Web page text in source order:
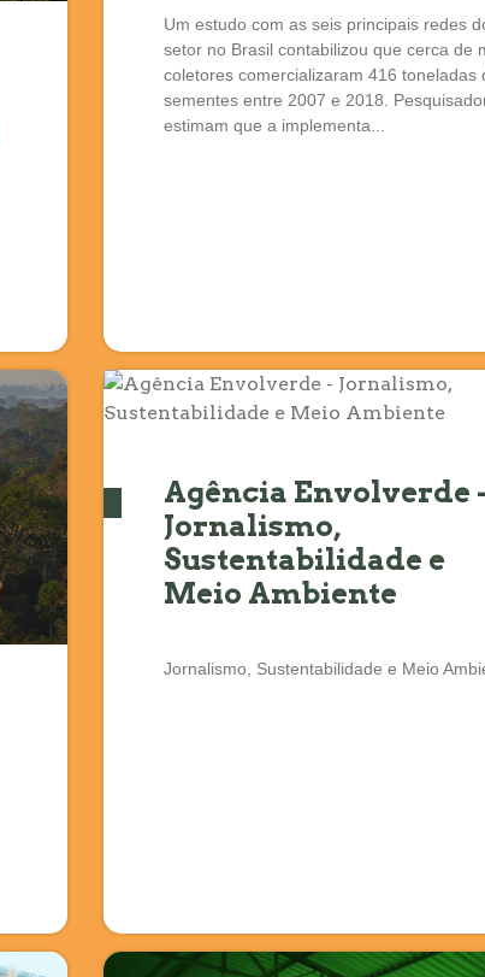
Um estudo com as seis principais redes
setor no Brasil contabilizou que cerca de
coletores comercializaram 416 toneladas
sementes entre 2007 e 2018.
estimam que a implementa...
Agência Envolverde -
Jornalismo,
Sustentabilidade e
Meio Ambiente
Jornalismo, Sustentabilidade e Meio